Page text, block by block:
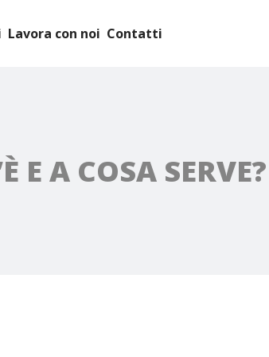
Lavora con noi Contatti
E A COSA SERVE?